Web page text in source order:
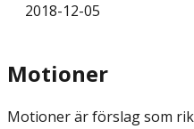
2018-12-05
Motioner
Motioner är förslag som